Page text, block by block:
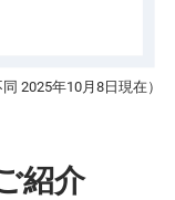
2025年10月8日現在）
紹介